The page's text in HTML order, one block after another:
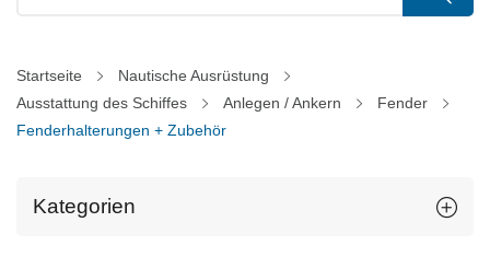
Startseite
Nautische Ausrüstung
Ausstattung des Schiffes
Anlegen / Ankern
Fender
Fenderhalterungen + Zubehör
Kategorien